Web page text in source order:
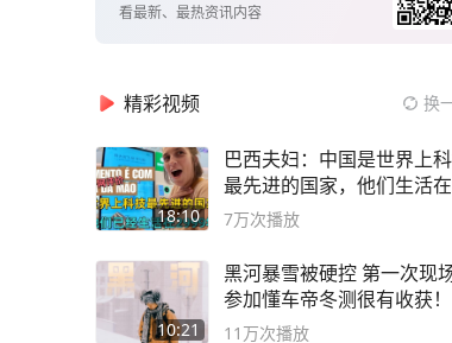
看最新、最热资讯内容
精彩视频 换
18:10
巴西夫妇：中国是世界上
最先进的国家，他们生活在
2999年
7万次播放
10:21
黑河暴雪被硬控 第一次现
参加懂车帝冬测很有收获！
11万次播放